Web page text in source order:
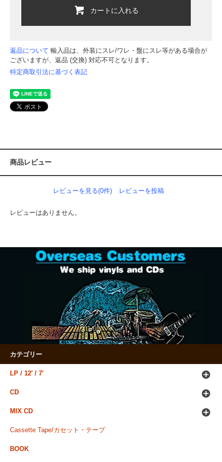
カートに入れる
返品について 輸入品は、外装にスレ/ワレ・盤にスレ等がある場合が
ございますが、返品 (交換) 対応不可となります。
特定商取引法に基づく表記
商品レビュー
レビューを見る(0件) レビューを投稿
レビューはありません。
カテゴリー
LP / 12' / 7'
CD
MIX CD
Cassette Tape/カセット・テープ
BOOK